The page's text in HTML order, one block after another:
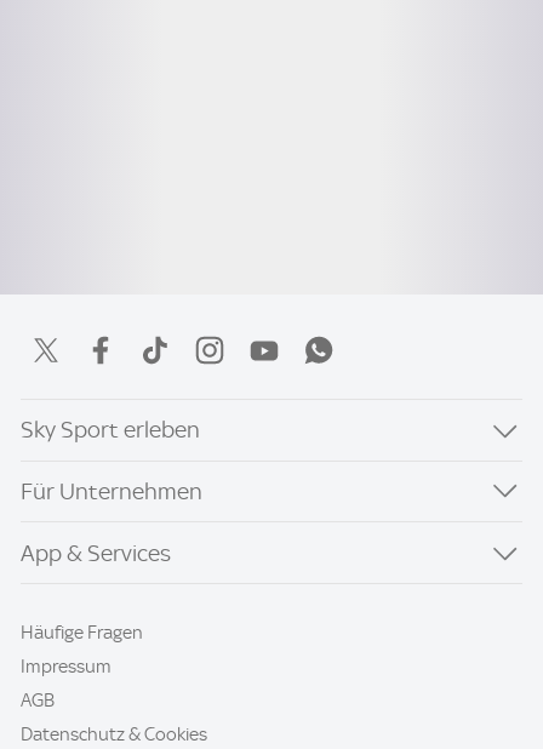
Sky Sport erleben
Für Unternehmen
App & Services
Häufige Fragen
Impressum
AGB
Datenschutz & Cookies